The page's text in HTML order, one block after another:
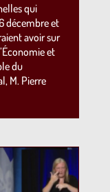
qui
décembre et
avoir sur
et
du
M. Pierre